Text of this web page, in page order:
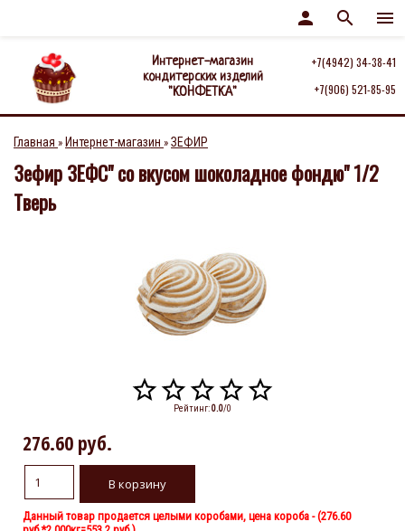
menu
search
person
Интернет-магазин
кондитерских изделий
"КОНФЕТКА"
+7(4942) 34-38-41
+7(906) 521-85-95
Главная » Интернет-магазин » ЗЕФИР
Зефир ЗЕФС" со вкусом шоколадное фондю" 1/2
Тверь
Рейтинг:0.0/0
276.60 руб.
Данный товар продается целыми коробами, цена короба - (276.60